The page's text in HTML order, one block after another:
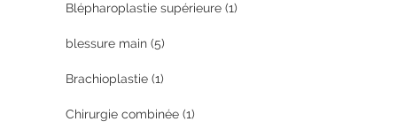
Blépharoplastie supérieure (1)
blessure main (5)
Brachioplastie (1)
Chirurgie combinée (1)